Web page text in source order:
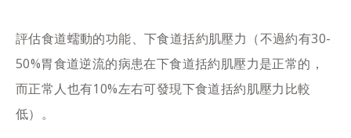
評估食道蠕動的功能、下食道括約肌壓力（不過約有30-
50%胃食道逆流的病患在下食道括約肌壓力是正常的，
而正常人也有10%左右可發現下食道括約肌壓力比較
低）。